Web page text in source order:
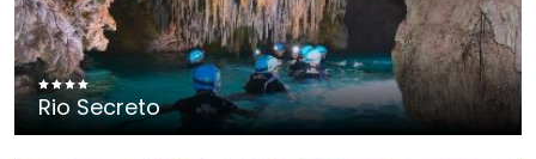
Rio Secreto